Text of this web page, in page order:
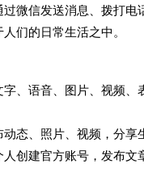
微信发送消息、拨打
们的日常生活之中。
、语音、图片、视频
态、照片、视频，分享
创建官方账号，发布